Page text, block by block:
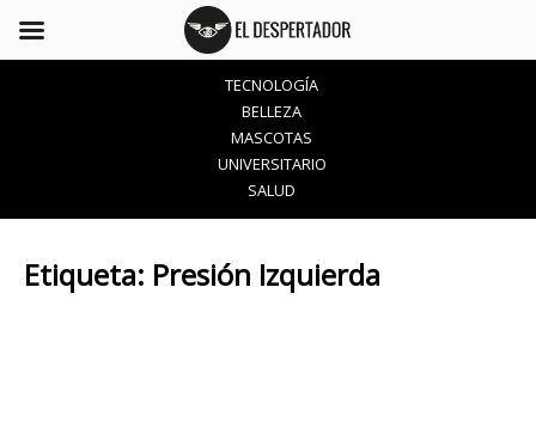
TECNOLOGÍA
BELLEZA
MASCOTAS
UNIVERSITARIO
SALUD
Etiqueta: Presión Izquierda